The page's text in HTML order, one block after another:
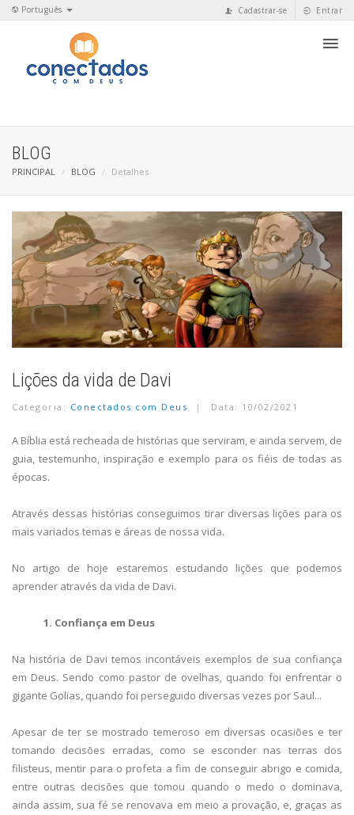
Português Entrar
Cadastrar-se
BLOG
PRINCIPAL BLOG Detalhes
Lições da vida de Davi
Categoria: Conectados com Deus Data: 10/02/2021
A Bíblia está recheada de histórias que serviram, e ainda servem, de
guia, testemunho, inspiração e exemplo para os fiéis de todas as
épocas.
Através dessas histórias conseguimos tirar diversas lições para os
mais variados temas e áreas de nossa vida.
No artigo de hoje estaremos estudando lições que podemos
aprender através da vida de Davi.
1. Confiança em Deus
Na história de Davi temos incontáveis exemplos de sua confiança
em Deus. Sendo como pastor de ovelhas, quando foi enfrentar o
gigante Golias, quando foi perseguido diversas vezes por Saul...
Apesar de ter se mostrado temeroso em diversas ocasiões e ter
tomando decisões erradas, como se esconder nas terras dos
filisteus, mentir para o profeta a fim de conseguir abrigo e comida,
entre outras decisões que tomou quando o medo o dominava,
ainda assim, sua fé se renovava em meio a provação, e, graças as